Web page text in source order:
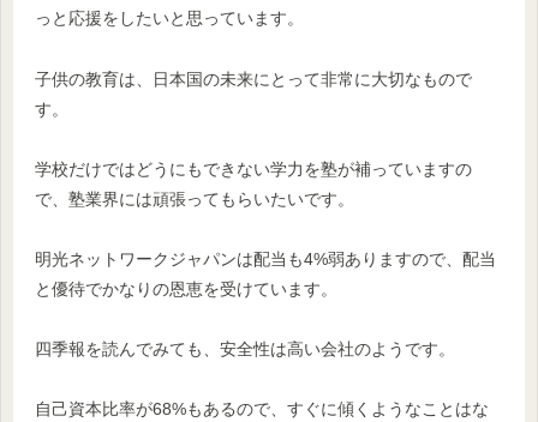
っと応援をしたいと思っています。
子供の教育は、日本国の未来にとって非常に大切なもので
す。
学校だけではどうにもできない学力を塾が補っていますの
で、塾業界には頑張ってもらいたいです。
明光ネットワークジャパンは配当も4%弱ありますので、配当
と優待でかなりの恩恵を受けています。
四季報を読んでみても、安全性は高い会社のようです。
自己資本比率が68%もあるので、すぐに傾くようなことはな